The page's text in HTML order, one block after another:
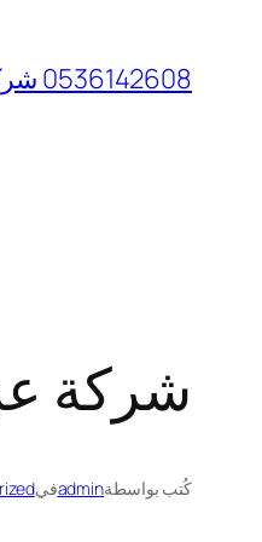
المحتوى
0536142608 شركة اسكان المثالى
شركة عزل
كُتب بواسطةadminفي